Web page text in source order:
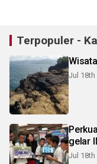
Terpopuler -
Jul 18th
gelar
Jul 18th